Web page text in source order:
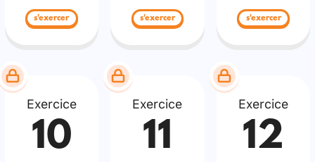
s'exercer s'exercer s'exercer
Exercice
10
Exercice
11
Exercice
12